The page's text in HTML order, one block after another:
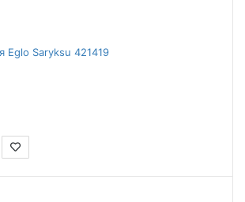
Eglo Saryksu 421419